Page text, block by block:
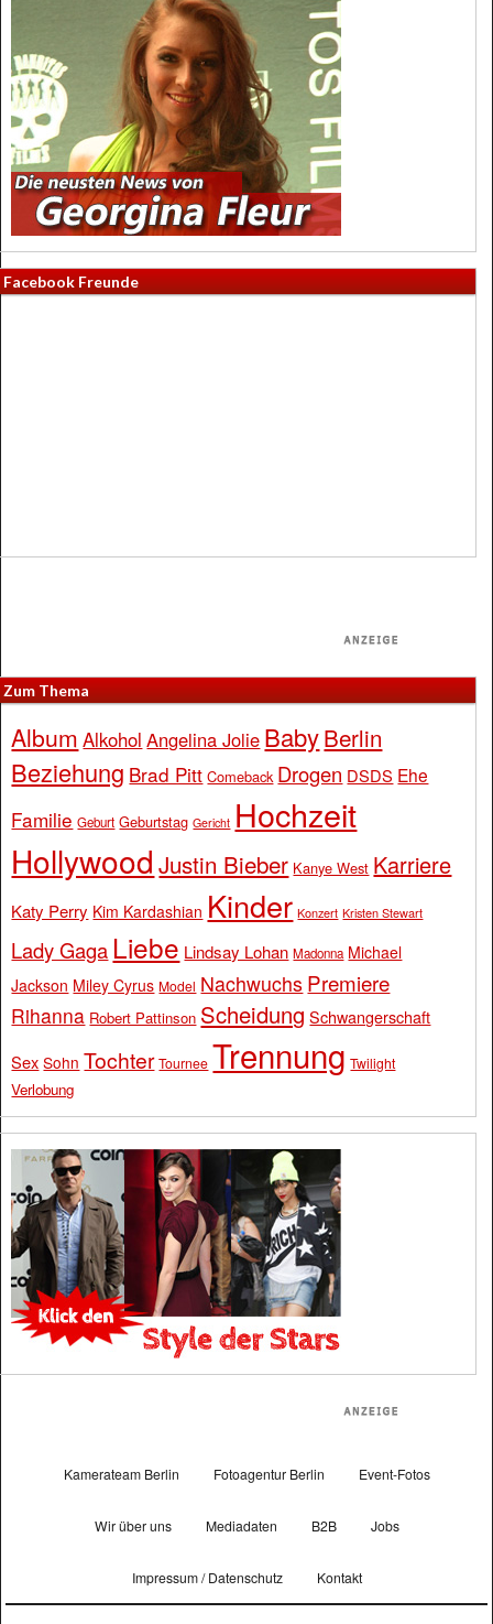
Facebook Freunde
Zum Thema
Album Alkohol Angelina Jolie BabyBerlin
Beziehung Brad Pitt Comeback Drogen DSDS Ehe
Familie Geburt Geburtstag Gericht Hochzeit
Hollywood Justin Bieber Kanye West Karriere
Katy Perry Kim Kardashian Kinder Konzert Kristen Stewart
Lady Gaga Liebe Lindsay Lohan Madonna Michael
Jackson Miley Cyrus Model Nachwuchs Premiere
Rihanna Robert Pattinson Scheidung Schwangerschaft
Sex Sohn Tochter Tournee Trennung Twilight
Verlobung
Kamerateam Berlin Fotoagentur Berlin Event-Fotos
Wir über uns Mediadaten B2B Jobs
Impressum / Datenschutz Kontakt